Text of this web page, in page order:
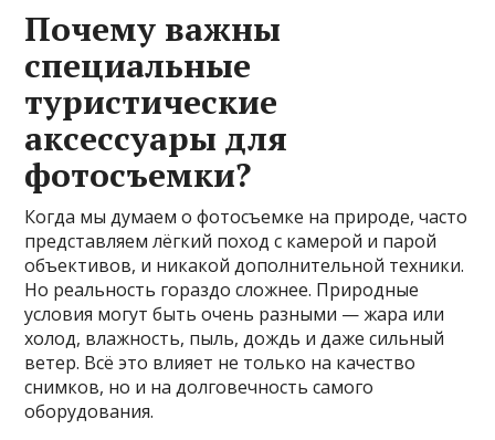
Почему важны
специальные
туристические
аксессуары для
фотосъемки?
Когда мы думаем о фотосъемке на природе, часто
представляем лёгкий поход с камерой и парой
объективов, и никакой дополнительной техники.
Но реальность гораздо сложнее. Природные
условия могут быть очень разными — жара или
холод, влажность, пыль, дождь и даже сильный
ветер. Всё это влияет не только на качество
снимков, но и на долговечность самого
оборудования.